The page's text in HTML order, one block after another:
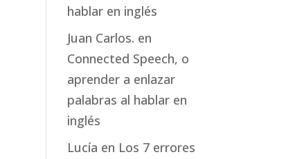
hablar en inglés
Juan Carlos. en
Connected Speech, o
aprender a enlazar
palabras al hablar en
inglés
Lucía en Los 7 errores